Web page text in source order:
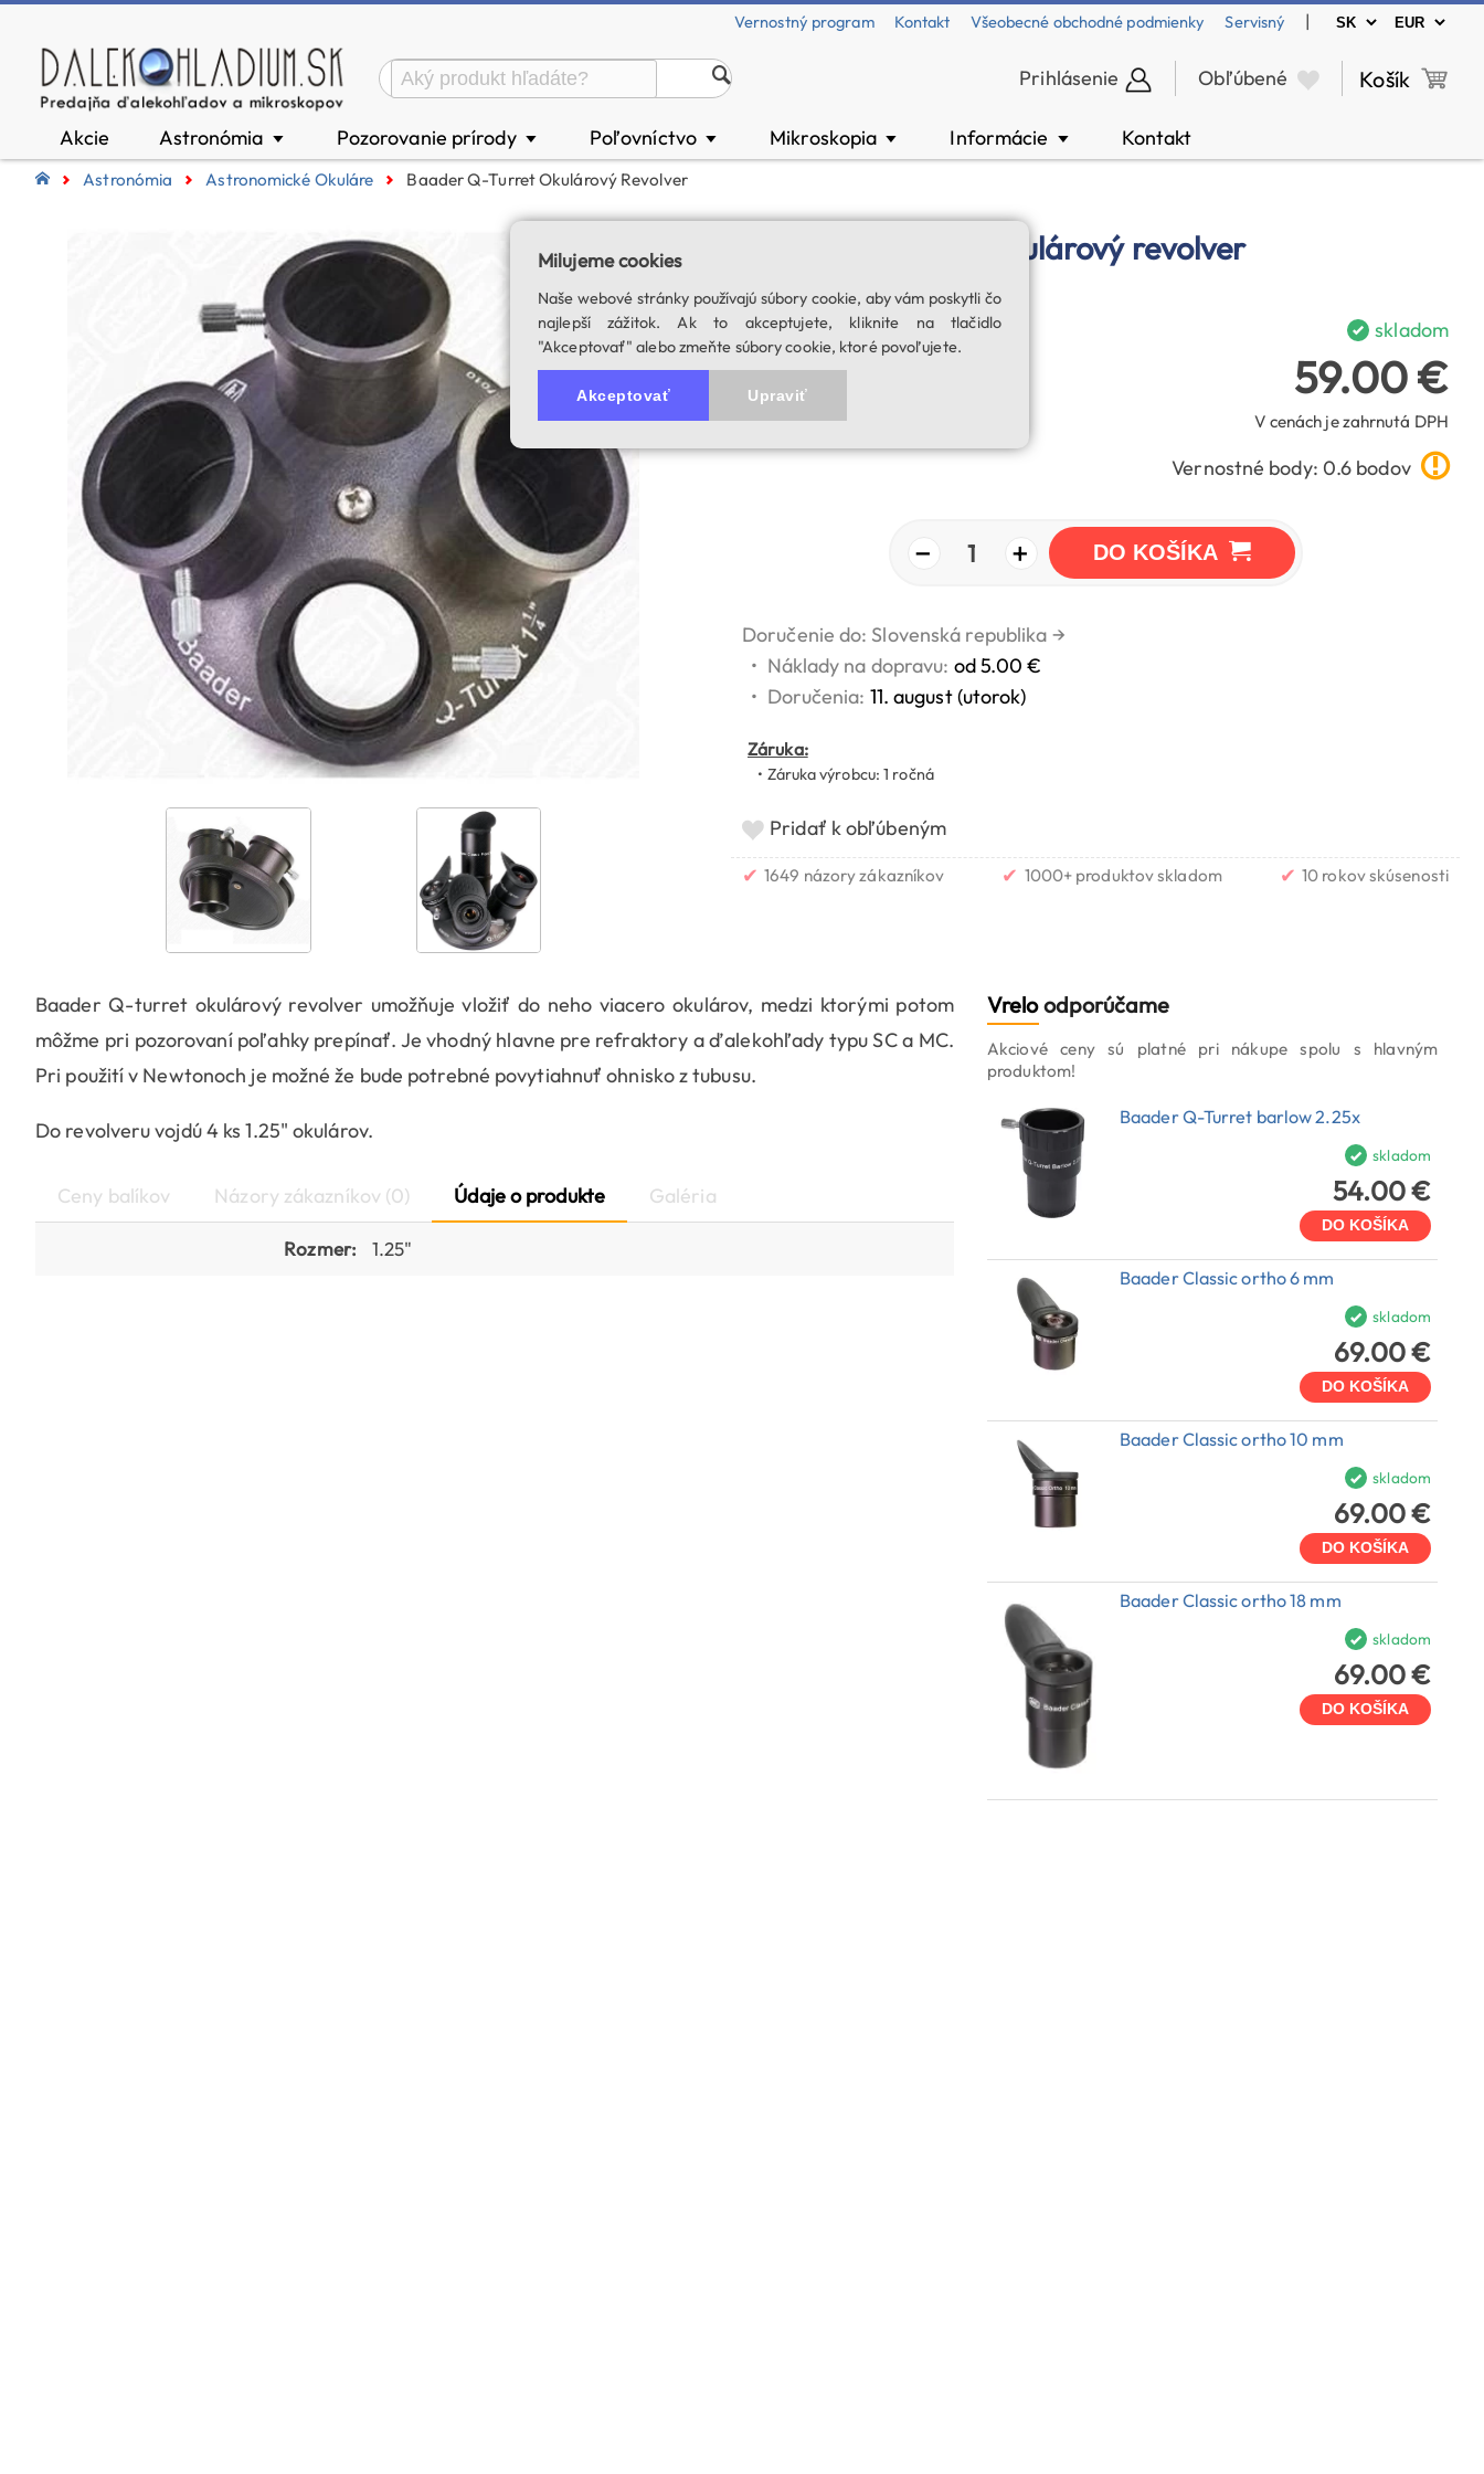
Vernostný program Kontakt Všeobecné obchodné podmienky Servisný |
Prihlásenie Obľúbené Košík
Akcie Astronómia ▼ Pozorovanie prírody ▼ Poľovníctvo ▼ Mikroskopia ▼ Informácie ▼ Kontakt
Astronómia Astronomické Okuláre Baader Q-Turret Okulárový Revolver
Baader Q-Turret okulárový revolver
skladom
59.00 €
V cenách je zahrnutá DPH
Vernostné body: 0.6 bodov
− 1 + DO KOŠÍKA
Doručenie do: Slovenská republika →
• Náklady na dopravu: od 5.00 €
• Doručenia: 11. august (utorok)
Záruka:
• Záruka výrobcu: 1 ročná
Pridať k obľúbeným
✔ 1649 názory zákazníkov ✔ 1000+ produktov skladom ✔ 10 rokov skúsenosti
Baader Q-turret okulárový revolver umožňuje vložiť do neho viacero okulárov, medzi ktorými potom
môžme pri pozorovaní poľahky prepínať. Je vhodný hlavne pre refraktory a ďalekohľady typu SC a MC.
Pri použití v Newtonoch je možné že bude potrebné povytiahnuť ohnisko z tubusu.
Do revolveru vojdú 4 ks 1.25" okulárov.
Ceny balíkov Názory zákazníkov (0) Údaje o produkte Galéria
Rozmer: 1.25"
Vreloodporúčame
Akciové ceny sú platné pri nákupe spolu s hlavným
produktom!
Baader Q-Turret barlow 2.25x
skladom
54.00 €
DO KOŠÍKA
Baader Classic ortho 6 mm
skladom
69.00 €
DO KOŠÍKA
Baader Classic ortho 10 mm
skladom
69.00 €
DO KOŠÍKA
Baader Classic ortho 18 mm
skladom
69.00 €
DO KOŠÍKA
Milujeme cookies
Naše webové stránky používajú súbory cookie, aby vám poskytli čo
najlepší zážitok. Ak to akceptujete, kliknite na tlačidlo
"Akceptovať" alebo zmeňte súbory cookie, ktoré povoľujete.
Akceptovať Upraviť